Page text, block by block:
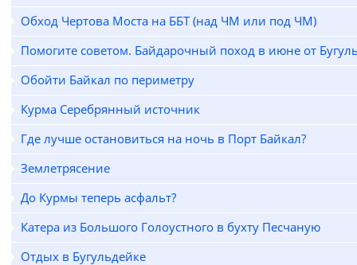
Обход Чертова Моста на ББТ (над ЧМ или под ЧМ)
Помогите советом. Байдарочный поход в июне от
Обойти Байкал по периметру
Курма Серебрянный источник
Где лучше остановиться на ночь в Порт Байкал?
Землетрясение
До Курмы теперь асфальт?
Катера из Большого Голоустного в бухту Песчаную
Отдых в Бугульдейке